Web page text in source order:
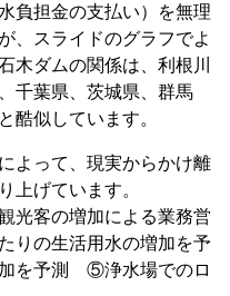
負担金の支払い）を無理
、スライドのグラフでよ
木ダムの関係は、利根川
千葉県、茨城県、群馬
酷似しています。
よって、現実からかけ離
上げています。
客の増加による業務営
の生活用水の増加を予
を予測 ⑤浄水場でのロ